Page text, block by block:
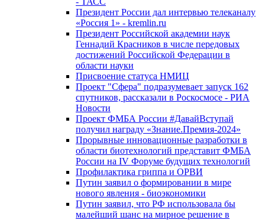
Президент России дал интервью телеканалу
«Россия 1» - kremlin.ru
Президент Российской академии наук
Геннадий Красников в числе передовых
достижений Российской Федерации в
области науки
Присвоение статуса НМИЦ
Проект "Сфера" подразумевает запуск 162
спутников, рассказали в Роскосмосе - РИА
Новости
Проект ФМБА России #ДавайВступай
получил награду «Знание.Премия-2024»
Прорывные инновационные разработки в
области биотехнологий представит ФМБА
России на IV Форуме будущих технологий
Профилактика гриппа и ОРВИ
Путин заявил о формировании в мире
нового явления - биоэкономики
Путин заявил, что РФ использовала бы
малейший шанс на мирное решение в